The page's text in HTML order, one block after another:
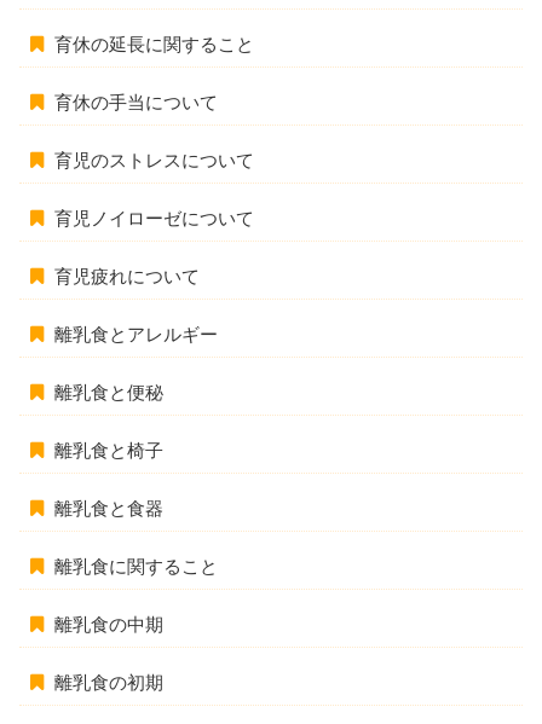
育休の延長に関すること
育休の手当について
育児のストレスについて
育児ノイローゼについて
育児疲れについて
離乳食とアレルギー
離乳食と便秘
離乳食と椅子
離乳食と食器
離乳食に関すること
離乳食の中期
離乳食の初期